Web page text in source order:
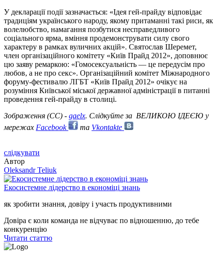
У декларації події зазначається: «Ідея гей-прайду відповідає
традиціям українського народу, якому притаманні такі риси, як
волелюбство, намагання позбутися несправедливого
соціального ярма, вміння продемонструвати силу свого
характеру в рамках вуличних акцій». Святослав Шеремет,
член організаційного комітету «Київ Прайд 2012», доповнює
цю заяву ремаркою: «Гомосексуальність — це передусім про
любов, а не про секс». Організаційний комітет Міжнародного
форуму-фестивалю ЛГБТ «Київ Прайд 2012» очікує на
розуміння Київської міської державної адміністрації в питанні
проведення гей-прайду в столиці.
Зображення (СС) - gaelx. Слідкуйте за ВЕЛИКОЮ ІДЕЄЮ у
мережах Facebook та Vkontakte
слідкувати
Автор
Oleksandr Teliuk
Екосистемне лідерство в економіці знань
як зробити знання, довіру і участь продуктивними
Довіра є коли команда не відчуває по відношенню, до тебе
конкуренцію
Читати статтю